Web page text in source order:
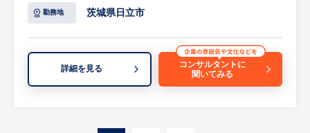
量産的なものより、試作的なケースを想定
（その為、配線だけでなく回路設計の知識・
経験ももっていると好ましいと考えておりま
って頂く予定はありませんが、回路設計を行
勤務地 茨城県日立市
詳細を見る
コンサルタントに
聞いてみる